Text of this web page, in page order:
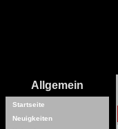
Allgemein
Startseite
Neuigkeiten